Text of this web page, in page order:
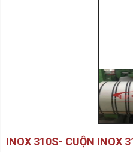
INOX 310S- CUỘN INOX